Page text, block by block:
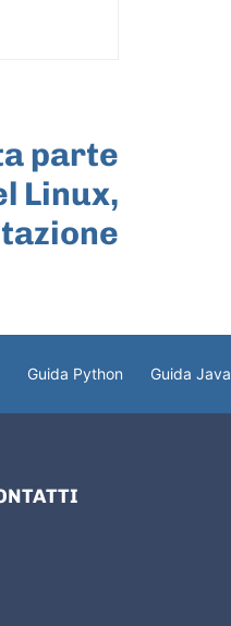
parte
Linux,
Guida Python Guida Java